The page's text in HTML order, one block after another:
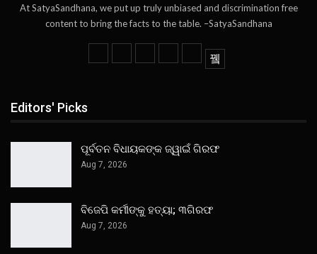
At SatyaSandhana, we put up truly unbiased and discrimination free
content to bring the facts to the table. –SatyaSandhana
Editors' Picks
ପୂର୍ବତନ ବିଧାୟକଙ୍କ ଜ୍ୱାଇଁ ଗିରଫ
Aug 7, 2026
ବିଜେପି କର୍ମୀଙ୍କୁ ହତ୍ୟା; ୩ଗିରଫ
Aug 7, 2026